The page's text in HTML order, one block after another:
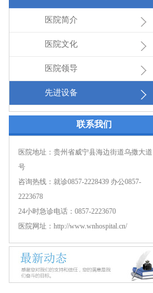
医院简介
医院文化
医院领导
先进设备
联系我们
医院地址：贵州省威宁县海边街道乌撒大道
号
咨询热线：就诊0857-2228439 办公0857-
2223678
24小时急诊电话：0857-2223670
医院网址：http://www.wnhospital.cn/